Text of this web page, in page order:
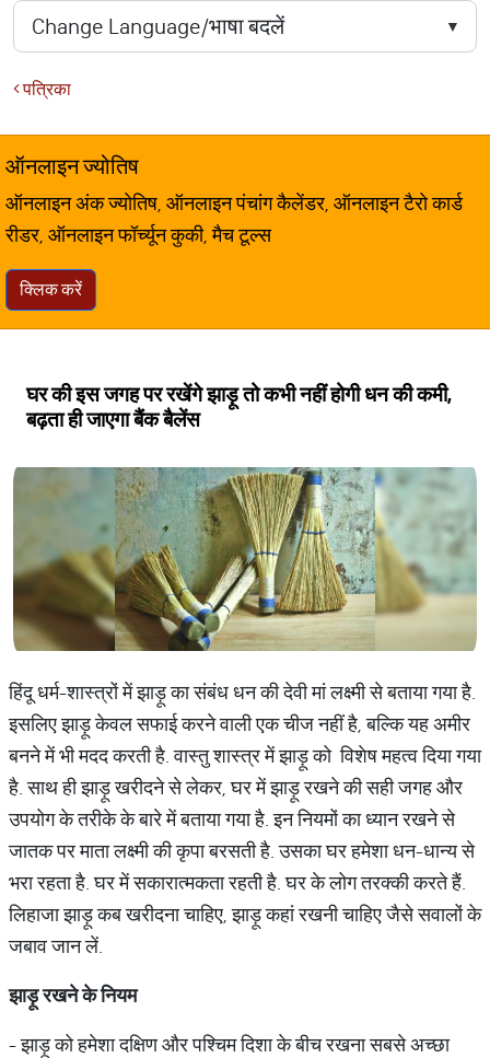
पत्रिका
ऑनलाइन ज्योतिष
ऑनलाइन अंक ज्योतिष, ऑनलाइन पंचांग कैलेंडर, ऑनलाइन टैरो कार्ड
रीडर, ऑनलाइन फॉर्च्यून कुकी, मैच टूल्स
क्लिक करें
घर की इस जगह पर रखेंगे झाड़ू तो कभी नहीं होगी धन की कमी,
बढ़ता ही जाएगा बैंक बैलेंस
हिंदू धर्म-शास्‍त्रों में झाड़ू का संबंध धन की देवी मां लक्ष्‍मी से बताया गया है.
इसलिए झाड़ू केवल सफाई करने वाली एक चीज नहीं है, बल्कि यह अमीर
बनने में भी मदद करती है. वास्तु शास्त्र में झाड़ू को विशेष महत्व दिया गया
है. साथ ही झाड़ू खरीदने से लेकर, घर में झाड़ू रखने की सही जगह और
उपयोग के तरीके के बारे में बताया गया है. इन नियमों का ध्‍यान रखने से
जातक पर माता लक्ष्मी की कृपा बरसती है. उसका घर हमेशा धन-धान्‍य से
भरा रहता है. घर में सकारात्‍मकता रहती है. घर के लोग तरक्‍की करते हैं.
लिहाजा झाड़ू कब खरीदना चाहिए, झाड़ू कहां रखनी चाहिए जैसे सवालों के
जबाव जान लें.
झाड़ूरखनेकेनियम
- झाड़ू को हमेशा दक्षिण और पश्चिम दिशा के बीच रखना सबसे अच्‍छा